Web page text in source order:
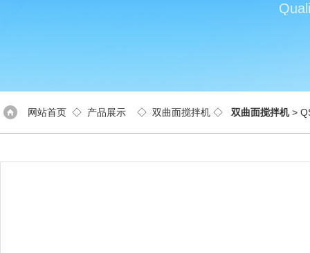
网站首页 ◇ 产品展示 ◇ 双曲面搅拌机 ◇ 双曲面搅拌机>